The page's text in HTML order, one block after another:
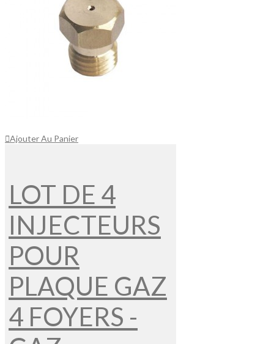
Ajouter Au Panier
LOT DE 4
INJECTEURS
POUR
PLAQUE GAZ
4 FOYERS -